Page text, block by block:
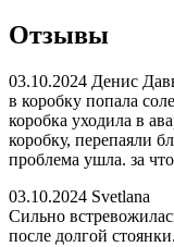
Отзывы
03.10.2024 Денис
в коробку попала
коробка уходила в
коробку, перепаяли
проблема ушла. за
03.10.2024 Svetlana
Сильно
после долгой